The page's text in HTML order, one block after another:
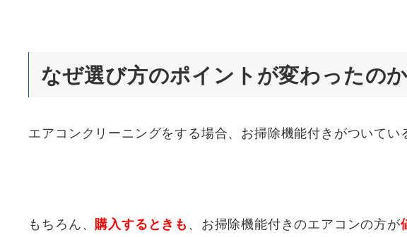
なぜ選び方のポイントが変わったの
エアコンクリーニングをする場合、お掃除機能付きがついてい
もちろん、 購入するときも、お掃除機能付きのエアコンの方が